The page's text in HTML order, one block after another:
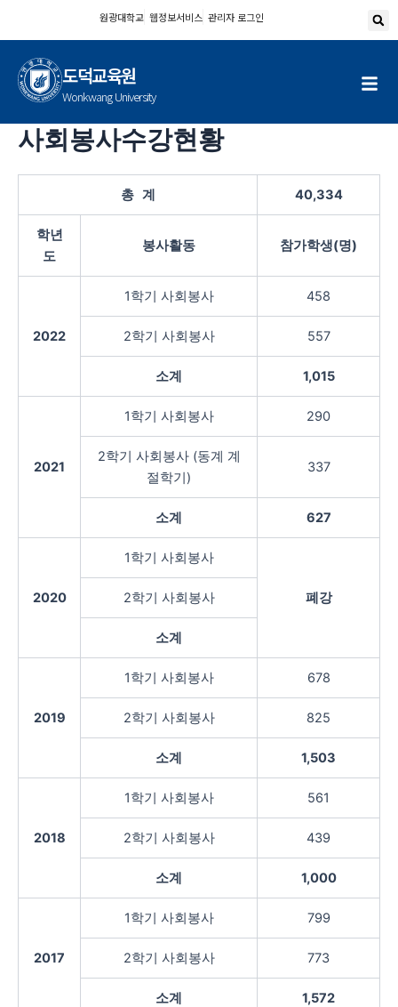
원광대학교 웹정보서비스 관리자 로그인
도덕교육원
Wonkwang University
사회봉사수강현황
총 계 40,334
학년
도
봉사활동 참가학생(명)
2022
1학기 사회봉사 458
2학기 사회봉사 557
소계 1,015
2021
1학기 사회봉사 290
2학기 사회봉사 (동계 계
절학기)
337
소계 627
2020
1학기 사회봉사
폐강
2학기 사회봉사
소계
2019
1학기 사회봉사 678
2학기 사회봉사 825
소계 1,503
2018
1학기 사회봉사 561
2학기 사회봉사 439
소계 1,000
2017
1학기 사회봉사 799
2학기 사회봉사 773
소계 1,572